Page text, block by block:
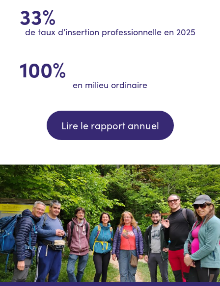
33%
de taux d’insertion professionnelle en 2025
100%
en milieu ordinaire
Lire le rapport annuel